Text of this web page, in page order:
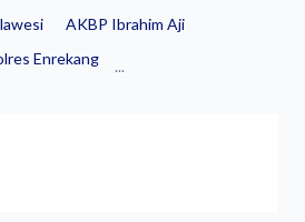
AKBP Ibrahim Aji
Enrekang ...